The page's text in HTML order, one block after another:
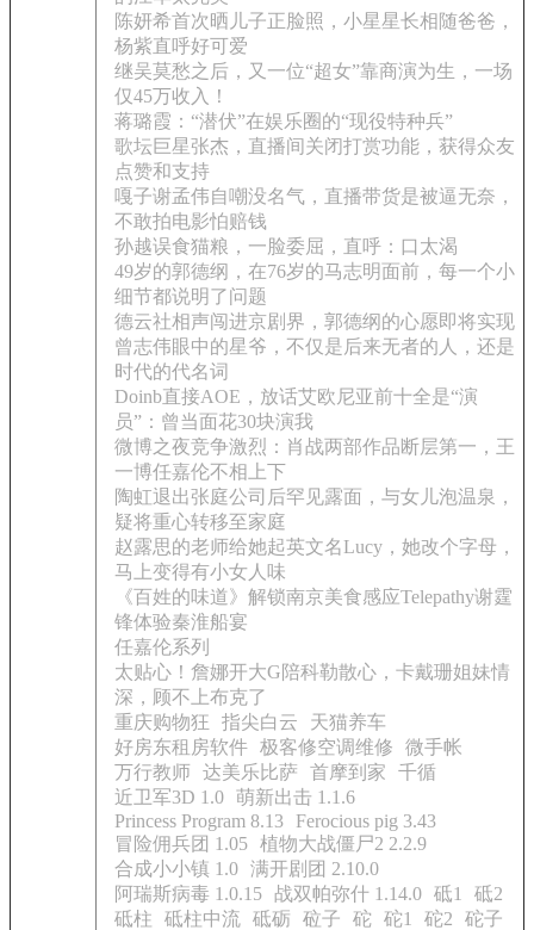
陈妍希首次晒儿子正脸照，小星星长相随爸爸，
杨紫直呼好可爱
继吴莫愁之后，又一位“超女”靠商演为生，一场
仅45万收入！
蒋璐霞：“潜伏”在娱乐圈的“现役特种兵”
歌坛巨星张杰，直播间关闭打赏功能，获得众友
点赞和支持
嘎子谢孟伟自嘲没名气，直播带货是被逼无奈，
不敢拍电影怕赔钱
孙越误食猫粮，一脸委屈，直呼：口太渴
49岁的郭德纲，在76岁的马志明面前，每一个小
细节都说明了问题
德云社相声闯进京剧界，郭德纲的心愿即将实现
曾志伟眼中的星爷，不仅是后来无者的人，还是
时代的代名词
Doinb直接AOE，放话艾欧尼亚前十全是“演
员”：曾当面花30块演我
微博之夜竞争激烈：肖战两部作品断层第一，王
一博任嘉伦不相上下
陶虹退出张庭公司后罕见露面，与女儿泡温泉，
疑将重心转移至家庭
赵露思的老师给她起英文名Lucy，她改个字母，
马上变得有小女人味
《百姓的味道》解锁南京美食感应Telepathy谢霆
锋体验秦淮船宴
任嘉伦系列
太贴心！詹娜开大G陪科勒散心，卡戴珊姐妹情
深，顾不上布克了
重庆购物狂
指尖白云
天猫养车
好房东租房软件 极客修空调维修
微手帐
万行教师 达美乐比萨 首摩到家
千循
近卫军3D 1.0 萌新出击 1.1.6
Princess Program 8.13
Ferocious pig 3.43
冒险佣兵团 1.05 植物大战僵尸2 2.2.9
合成小小镇 1.0 满开剧团 2.10.0
阿瑞斯病毒 1.0.15 战双帕弥什 1.14.0 砥1
砥2
砥柱
砥柱中流 砥砺 砬子 砣 砣1 砣2
砣子